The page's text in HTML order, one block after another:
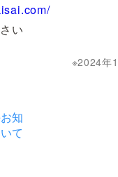
い
2024年
知
て